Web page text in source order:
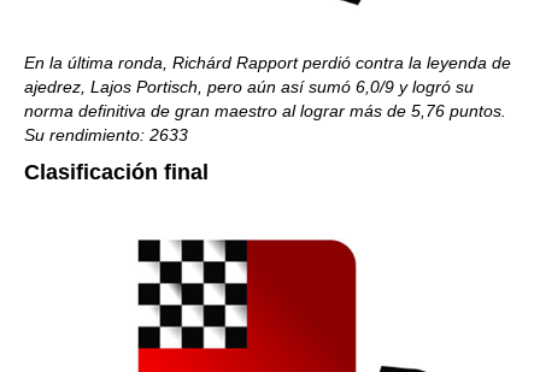
En la última ronda, Richárd Rapport perdió contra la leyenda de
ajedrez, Lajos Portisch, pero aún así sumó 6,0/9 y logró su
norma definitiva de gran maestro al lograr más de 5,76 puntos.
Su rendimiento: 2633
Clasificación final